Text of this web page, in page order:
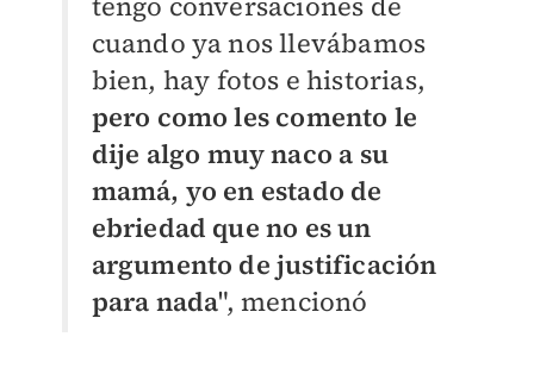
cuando ya nos llevábamos
bien, hay fotos e historias,
pero como les comento le
dije algo muy naco a su
mamá, yo en estado de
ebriedad que no es un
argumento de justificación
para nada", mencionó